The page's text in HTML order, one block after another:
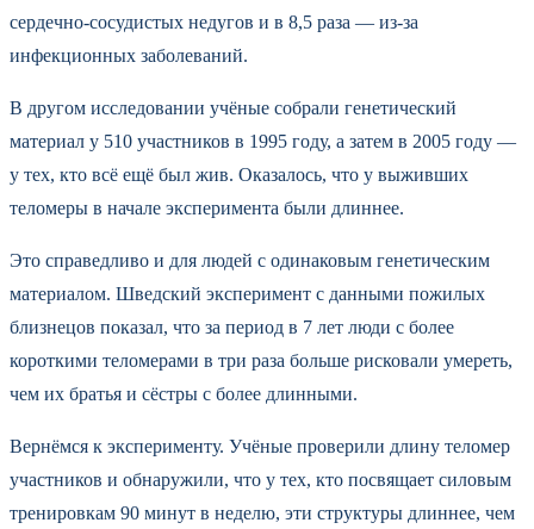
сердечно-сосудистых недугов и в 8,5 раза — из-за
инфекционных заболеваний.
В другом исследовании учёные собрали генетический
материал у 510 участников в 1995 году, а затем в 2005 году —
у тех, кто всё ещё был жив. Оказалось, что у выживших
теломеры в начале эксперимента были длиннее.
Это справедливо и для людей с одинаковым генетическим
материалом. Шведский эксперимент с данными пожилых
близнецов показал, что за период в 7 лет люди с более
короткими теломерами в три раза больше рисковали умереть,
чем их братья и сёстры с более длинными.
Вернёмся к эксперименту. Учёные проверили длину теломер
участников и обнаружили, что у тех, кто посвящает силовым
тренировкам 90 минут в неделю, эти структуры длиннее, чем